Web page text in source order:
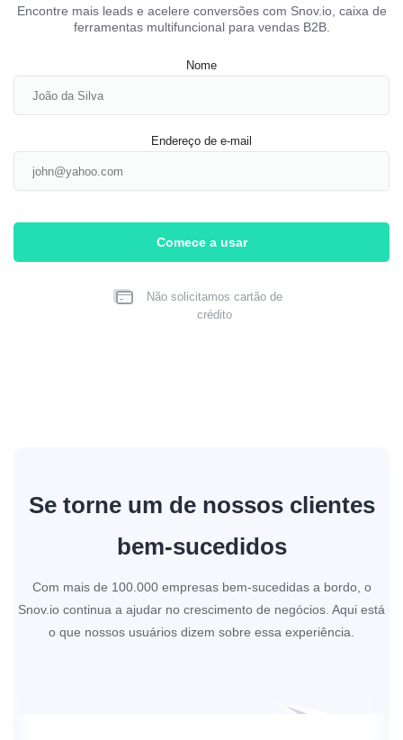
Encontre mais leads e acelere conversões com Snov.io, caixa de
ferramentas multifuncional para vendas B2B.
Nome
Endereço de e-mail
Comece a usar
Não solicitamos cartão de
crédito
Se torne um de nossos clientes
bem-sucedidos
Com mais de 100.000 empresas bem-sucedidas a bordo, o
Snov.io continua a ajudar no crescimento de negócios. Aqui está
o que nossos usuários dizem sobre essa experiência.